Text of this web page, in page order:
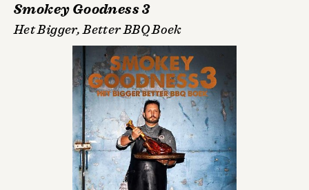
Smokey Goodness 3
Het Bigger, Better BBQ Boek